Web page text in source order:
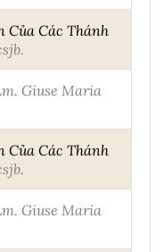
Của Các Thánh
Giuse Maria
Của Các Thánh
Giuse Maria